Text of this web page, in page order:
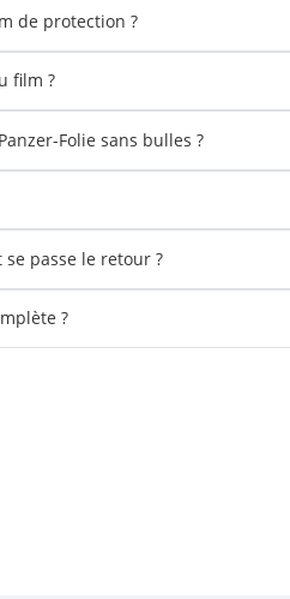
de protection ?
film ?
Folie sans bulles ?
passe le retour ?
?